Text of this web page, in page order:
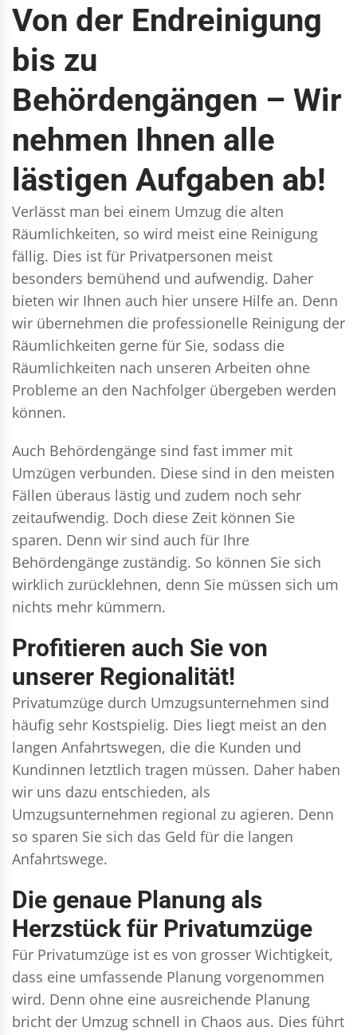
Von der Endreinigung
bis zu
Behördengängen – Wir
nehmen Ihnen alle
lästigen Aufgaben ab!
Verlässt man bei einem Umzug die alten
Räumlichkeiten, so wird meist eine Reinigung
fällig. Dies ist für Privatpersonen meist
besonders bemühend und aufwendig. Daher
bieten wir Ihnen auch hier unsere Hilfe an. Denn
wir übernehmen die professionelle Reinigung der
Räumlichkeiten gerne für Sie, sodass die
Räumlichkeiten nach unseren Arbeiten ohne
Probleme an den Nachfolger übergeben werden
können.
Auch Behördengänge sind fast immer mit
Umzügen verbunden. Diese sind in den meisten
Fällen überaus lästig und zudem noch sehr
zeitaufwendig. Doch diese Zeit können Sie
sparen. Denn wir sind auch für Ihre
Behördengänge zuständig. So können Sie sich
wirklich zurücklehnen, denn Sie müssen sich um
nichts mehr kümmern.
Profitieren auch Sie von
unserer Regionalität!
Privatumzüge durch Umzugsunternehmen sind
häufig sehr Kostspielig. Dies liegt meist an den
langen Anfahrtswegen, die die Kunden und
Kundinnen letztlich tragen müssen. Daher haben
wir uns dazu entschieden, als
Umzugsunternehmen regional zu agieren. Denn
so sparen Sie sich das Geld für die langen
Anfahrtswege.
Die genaue Planung als
Herzstück für Privatumzüge
Für Privatumzüge ist es von grosser Wichtigkeit,
dass eine umfassende Planung vorgenommen
wird. Denn ohne eine ausreichende Planung
bricht der Umzug schnell in Chaos aus. Dies führt